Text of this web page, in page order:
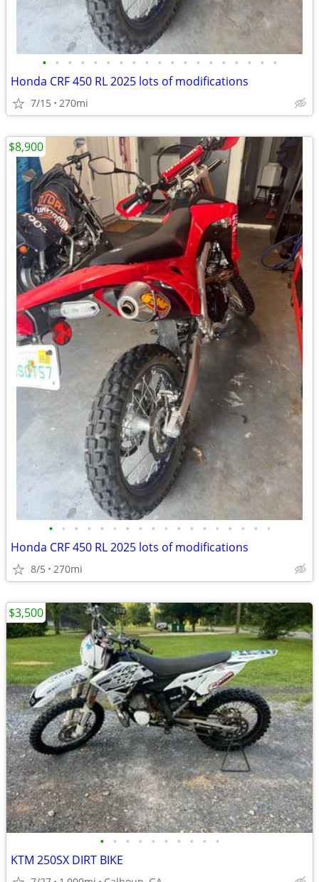
• • • • • • • • • • • • • • • • • • •
Honda CRF 450 RL 2025 lots of modifications
7/15 270mi
• • • • • • • • • • • • • • • • • •
Honda CRF 450 RL 2025 lots of modifications
8/5 270mi
$8,900
• • • • • • • • • •
KTM 250SX DIRT BIKE
$3,500